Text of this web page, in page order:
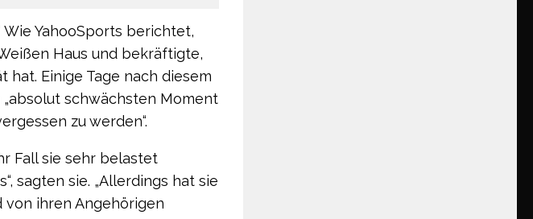
Wie YahooSports berichtet,
Haus und bekräftigte,
hat. Einige Tage nach diesem
„absolut schwächsten Moment
zu werden“.
Fall sie sehr belastet
sagten sie. „Allerdings hat sie
von ihren Angehörigen